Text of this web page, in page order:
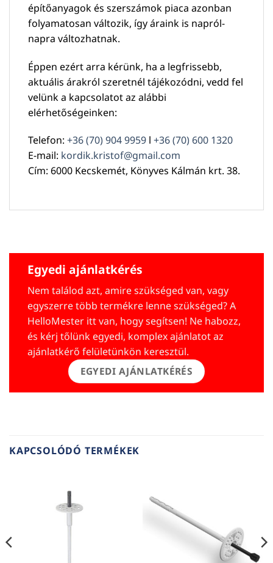
építőanyagok és szerszámok piaca azonban
folyamatosan változik, így áraink is napról-
napra változhatnak.
Éppen ezért arra kérünk, ha a legfrissebb,
aktuális árakról szeretnél tájékozódni, vedd fel
velünk a kapcsolatot az alábbi
elérhetőségeinken:
Telefon: +36 (70) 904 9959 l +36 (70) 600 1320
E-mail: kordik.kristof@gmail.com
Cím: 6000 Kecskemét, Könyves Kálmán krt. 38.
Egyedi ajánlatkérés
Nem találod azt, amire szükséged van, vagy
egyszerre több termékre lenne szükséged? A
HelloMester itt van, hogy segítsen! Ne habozz,
és kérj tőlünk egyedi, komplex ajánlatot az
ajánlatkérő felületünkön keresztül.
EGYEDI AJÁNLATKÉRÉS
KAPCSOLÓDÓ TERMÉKEK